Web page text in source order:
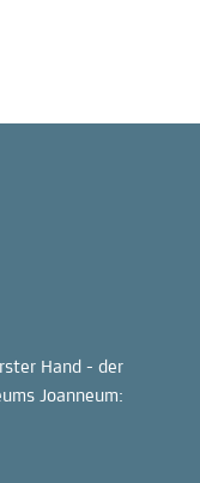
Hand - der
Joanneum: